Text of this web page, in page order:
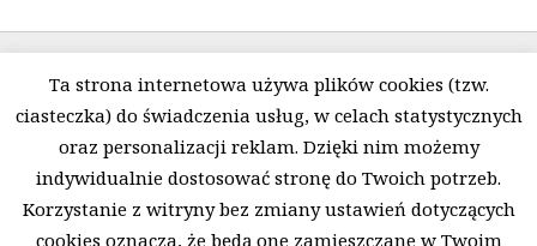
Polityka prywatności i pliki Cookies
O firmie
Regulamin
Kontakt
Ta strona internetowa używa plików cookies (tzw.
ciasteczka) do świadczenia usług, w celach statystycznych
oraz personalizacji reklam. Dzięki nim możemy
indywidualnie dostosować stronę do Twoich potrzeb.
Korzystanie z witryny bez zmiany ustawień dotyczących
cookies oznacza, że będą one zamieszczane w Twoim